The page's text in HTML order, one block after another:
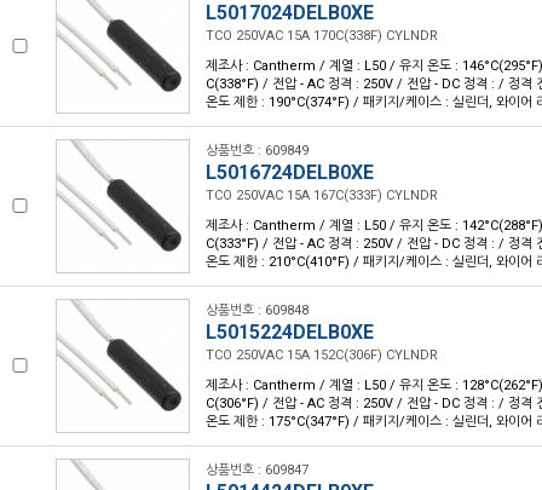
L5017024DELB0XE
TCO 250VAC 15A 170C(338F) CYLNDR
제조사 : Cantherm / 계열 : L50 / 유지 온도 :
C(338°F) / 전압 - AC 정격 : 250V / 전압 - DC 정격 : / 정격
온도 제한 : 190°C(374°F) / 패키지/케이스 : 실린더, 와이어
상품번호 : 609849
L5016724DELB0XE
TCO 250VAC 15A 167C(333F) CYLNDR
제조사 : Cantherm / 계열 : L50 / 유지 온도 :
C(333°F) / 전압 - AC 정격 : 250V / 전압 - DC 정격 : / 정격
온도 제한 : 210°C(410°F) / 패키지/케이스 : 실린더, 와이어
상품번호 : 609848
L5015224DELB0XE
TCO 250VAC 15A 152C(306F) CYLNDR
제조사 : Cantherm / 계열 : L50 / 유지 온도 :
C(306°F) / 전압 - AC 정격 : 250V / 전압 - DC 정격 : / 정격
온도 제한 : 175°C(347°F) / 패키지/케이스 : 실린더, 와이어
상품번호 : 609847